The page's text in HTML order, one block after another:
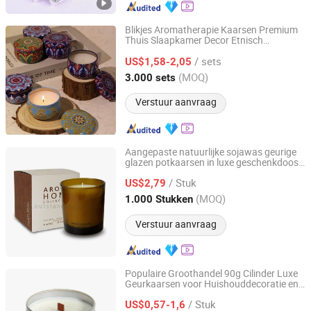
Blikjes Aromatherapie Kaarsen Premium
Thuis Slaapkamer Decor Etnisch
US$1,58-2,05 / sets
3.000 sets (MOQ)
Verstuur aanvraag
Ningbo General Union Co., Ltd
Zhejiang, China Sinds 2022
Aangepaste natuurlijke sojawas geurige
glazen potkaarsen in luxe geschenkdoos
US$2,79 / Stuk
1.000 Stukken (MOQ)
Verstuur aanvraag
Outstanding Design & Manufacture Co., Ltd.
Shanghai, China Sinds 2006
Populaire Groothandel 90g Cilinder Luxe
Geurkaarsen voor Huishouddecoratie en
US$0,57-1,6 / Stuk
ANHUI IDEA TECHNOLOGY CO., LTD